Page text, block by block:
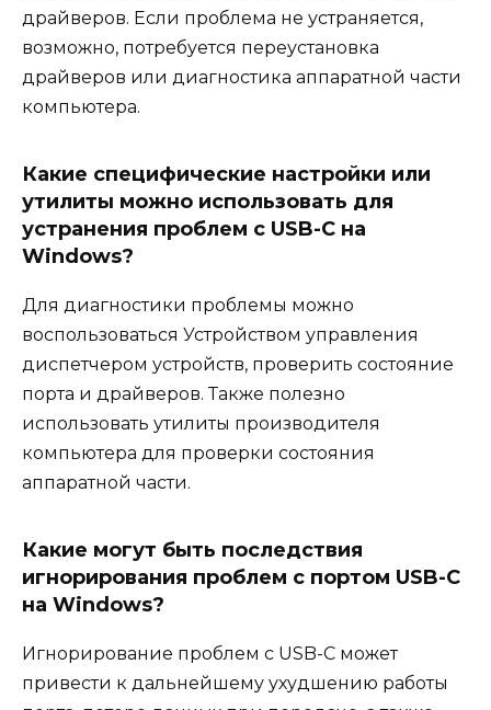
драйверов. Если проблема не устраняется,
возможно, потребуется переустановка
драйверов или диагностика аппаратной части
компьютера.
Какие специфические настройки или
утилиты можно использовать для
устранения проблем с USB-C на
Windows?
Для диагностики проблемы можно
воспользоваться Устройством управления
диспетчером устройств, проверить состояние
порта и драйверов. Также полезно
использовать утилиты производителя
компьютера для проверки состояния
аппаратной части.
Какие могут быть последствия
игнорирования проблем с портом USB-C
на Windows?
Игнорирование проблем с USB-C может
привести к дальнейшему ухудшению работы